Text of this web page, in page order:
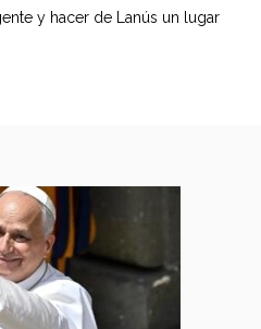
y hacer de Lanús un lugar